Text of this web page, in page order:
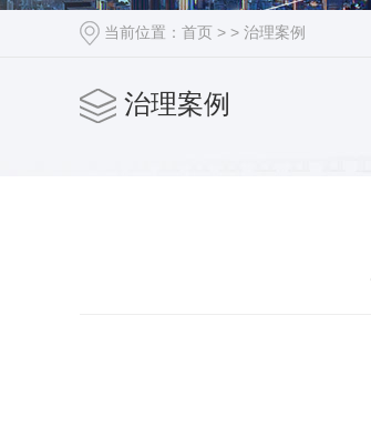
当前位置： 首页 > > 治理案例
治理案例